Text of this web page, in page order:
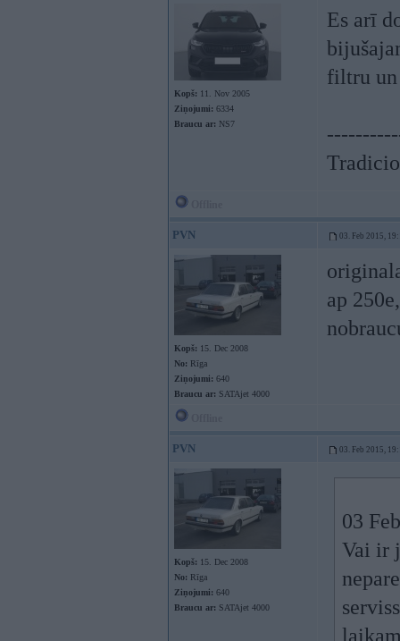
Kopš: 11. Nov 2005
Ziņojumi: 6334
Braucu ar: NS7
Es arī
filtru un
PVN 03. Feb 2015,
Kopš: 15. Dec 2008
No: Rīga
Ziņojumi: 640
Braucu ar: SATAjet 4000
ap
PVN 03. Feb 2015,
Kopš: 15. Dec 2008
No: Rīga
Ziņojumi: 640
Braucu ar: SATAjet 4000
03
Vai ir